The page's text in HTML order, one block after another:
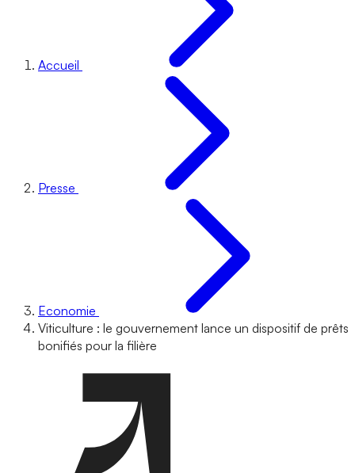
Accueil
Presse
Economie
Viticulture : le gouvernement lance un dispositif de prêts
bonifiés pour la filière